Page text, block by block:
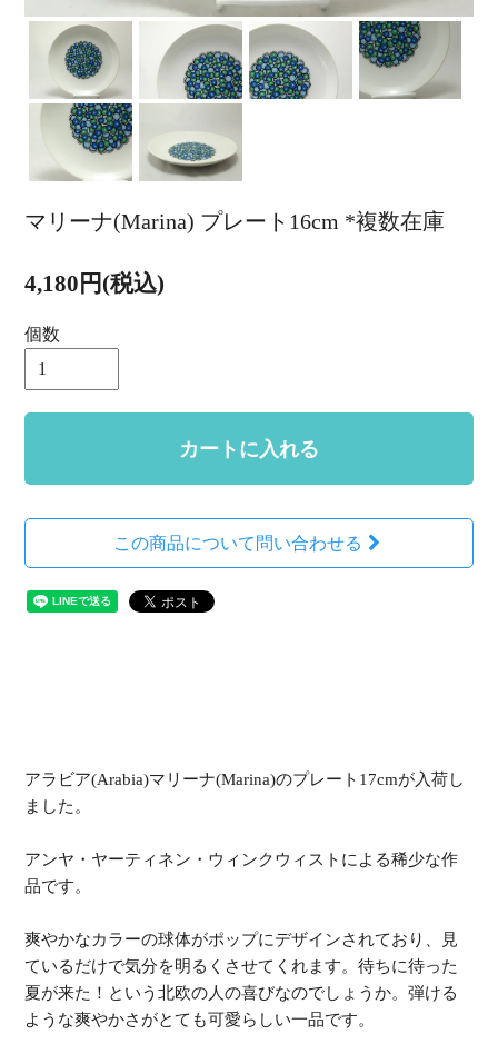
マリーナ(Marina) プレート16cm *複数在庫
4,180円(税込)
個数
カートに入れる
この商品について問い合わせる
アラビア(Arabia)マリーナ(Marina)のプレート17cmが入荷し
ました。
アンヤ・ヤーティネン・ウィンクウィストによる稀少な作
品です。
爽やかなカラーの球体がポップにデザインされており、見
ているだけで気分を明るくさせてくれます。待ちに待った
夏が来た！という北欧の人の喜びなのでしょうか。弾ける
ような爽やかさがとても可愛らしい一品です。